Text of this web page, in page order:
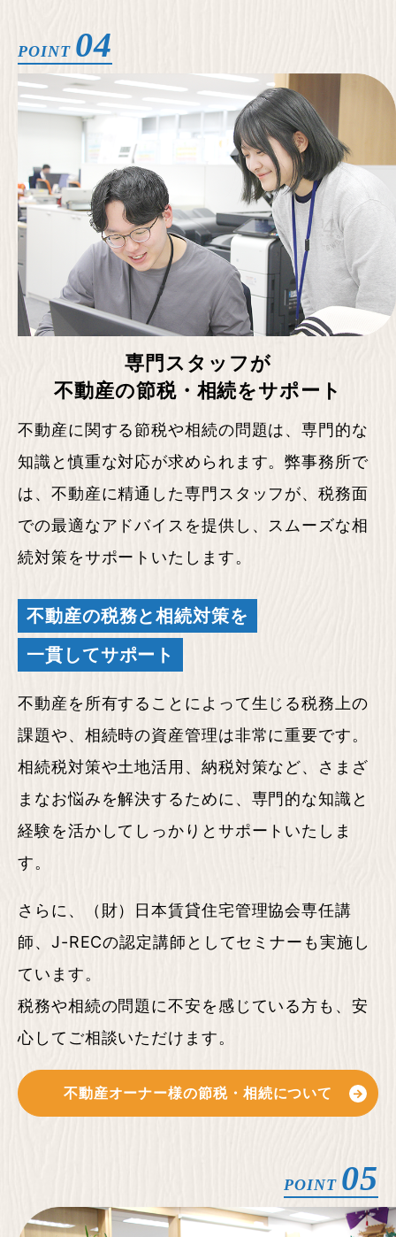
POINT 04
専門スタッフが
不動産の節税・ 相続をサポート
不動産に関する節税や相続の問題は、専門的な
知識と慎重な対応が求められます。弊事務所で
は、不動産に精通した専門スタッフが、税務面
での最適なアドバイスを提供し、スムーズな相
続対策をサポートいたします。
不動産の税務と相続対策を
一貫してサポート
不動産を所有することによって生じる税務上の
課題や、相続時の資産管理は非常に重要です。
相続税対策や土地活用、納税対策など、さまざ
まなお悩みを解決するために、専門的な知識と
経験を活かしてしっかりとサポートいたしま
す。
さらに、（財）日本賃貸住宅管理協会専任講
師、J-RECの認定講師としてセミナーも実施し
ています。
税務や相続の問題に不安を感じている方も、安
心してご相談いただけます。
不動産オーナー様の節税・相続について
POINT 05